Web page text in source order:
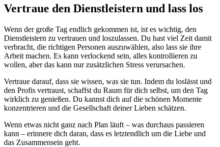
Vertraue den Dienstleistern und lass los
Wenn der große Tag endlich gekommen ist, ist es wichtig, den
Dienstleistern zu vertrauen und loszulassen. Du hast viel Zeit damit
verbracht, die richtigen Personen auszuwählen, also lass sie ihre
Arbeit machen. Es kann verlockend sein, alles kontrollieren zu
wollen, aber das kann nur zusätzlichen Stress verursachen.
Vertraue darauf, dass sie wissen, was sie tun. Indem du loslässt und
den Profis vertraust, schaffst du Raum für dich selbst, um den Tag
wirklich zu genießen. Du kannst dich auf die schönen Momente
konzentrieren und die Gesellschaft deiner Lieben schätzen.
Wenn etwas nicht ganz nach Plan läuft – was durchaus passieren
kann – erinnere dich daran, dass es letztendlich um die Liebe und
das Zusammensein geht.